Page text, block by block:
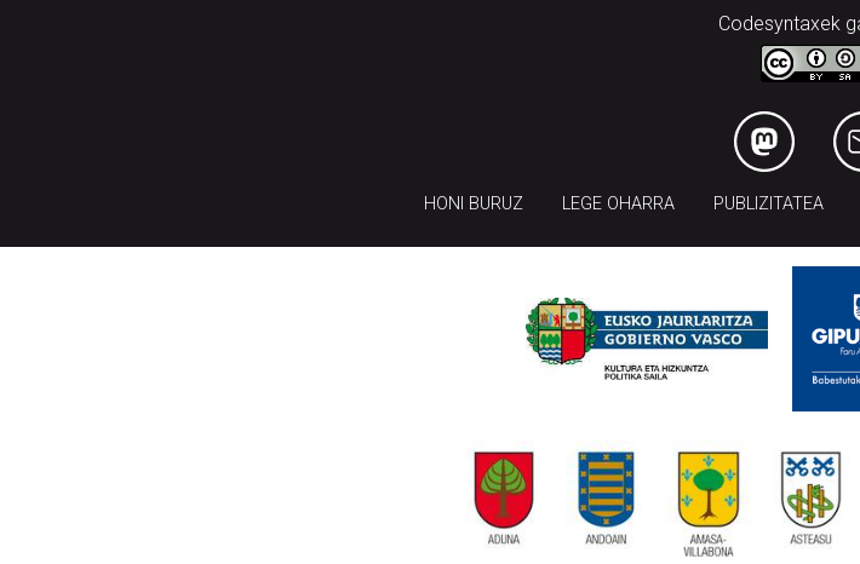
Codesyntaxek
HONI BURUZ LEGE OHARRA PUBLIZITATEA